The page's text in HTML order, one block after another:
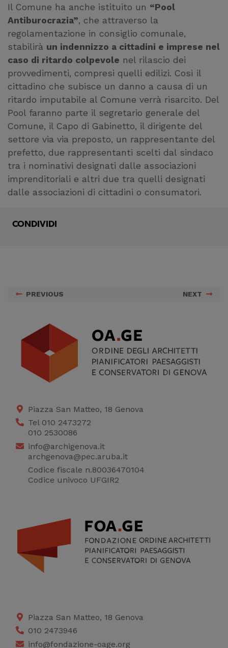
Il Comune ha anche istituito un “Pool
Antiburocrazia”, che attraverso la
regolamentazione in consiglio comunale,
stabilirà un indennizzo a cittadini e imprese nel
caso di ritardo colpevole nel rilascio dei
provvedimenti, compresi quelli edilizi. Così il
cittadino che subisce un danno a causa di un
ritardo imputabile al Comune verrà risarcito. Del
Pool faranno parte il segretario generale del
Comune, il Capo di Gabinetto, il dirigente del
settore via via preposto, un rappresentante del
prefetto, due rappresentanti scelti dal sindaco
tra i nominativi designati dalle associazioni
imprenditoriali e altri due tra quelli designati
dalle associazioni di cittadini o consumatori.
CONDIVIDI
PREVIOUS NEXT
Piazza San Matteo, 18 Genova
Tel 010 2473272
010 2530086
info@archigenova.it
archgenova@pec.aruba.it
Codice fiscale n.80036470104
Codice univoco UFGIR2
Piazza San Matteo, 18 Genova
010 2473946
info@fondazione-oage.org